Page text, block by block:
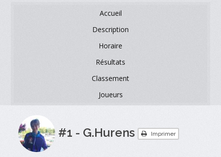
Accueil
Description
Horaire
Résultats
Classement
Joueurs
#1 - G.Hurens Imprimer